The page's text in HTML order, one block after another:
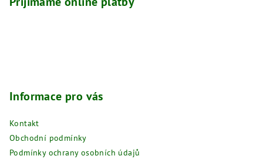
Informace pro vás
Kontakt
Obchodní podmínky
Podmínky ochrany osobních údajů